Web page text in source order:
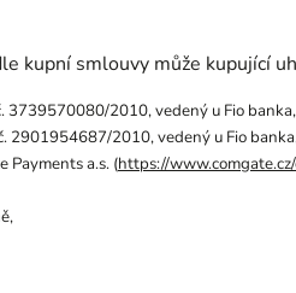
kupní smlouvy může kupující
3739570080/2010, vedený u Fio banka,
2901954687/2010, vedený u Fio
Payments a.s. (https://